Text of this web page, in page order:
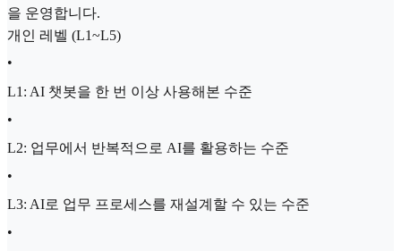
을 운영합니다.
개인 레벨 (L1~L5)
•
L1: AI 챗봇을 한 번 이상 사용해본 수준
•
L2: 업무에서 반복적으로 AI를 활용하는 수준
•
L3: AI로 업무 프로세스를 재설계할 수 있는 수준
•